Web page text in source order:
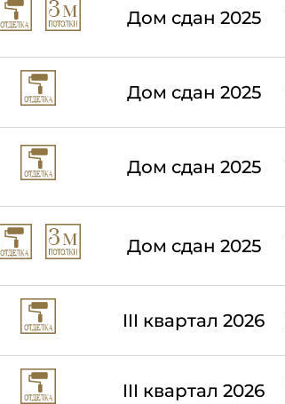
Дом сдан 2025
Дом сдан 2025
Дом сдан 2025
Дом сдан 2025
III квартал 2026
III квартал 2026